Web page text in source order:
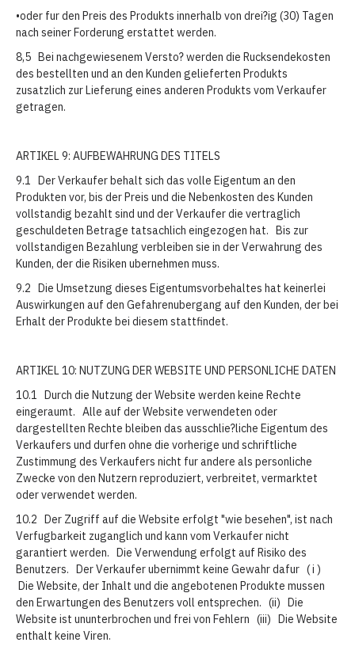
•oder fur den Preis des Produkts innerhalb von drei?ig (30) Tagen
nach seiner Forderung erstattet werden.
8,5 Bei nachgewiesenem Versto? werden die Rucksendekosten
des bestellten und an den Kunden gelieferten Produkts
zusatzlich zur Lieferung eines anderen Produkts vom Verkaufer
getragen.
ARTIKEL 9: AUFBEWAHRUNG DES TITELS
9.1 Der Verkaufer behalt sich das volle Eigentum an den
Produkten vor, bis der Preis und die Nebenkosten des Kunden
vollstandig bezahlt sind und der Verkaufer die vertraglich
geschuldeten Betrage tatsachlich eingezogen hat. Bis zur
vollstandigen Bezahlung verbleiben sie in der Verwahrung des
Kunden, der die Risiken ubernehmen muss.
9.2 Die Umsetzung dieses Eigentumsvorbehaltes hat keinerlei
Auswirkungen auf den Gefahrenubergang auf den Kunden, der bei
Erhalt der Produkte bei diesem stattfindet.
ARTIKEL 10: NUTZUNG DER WEBSITE UND PERSONLICHE DATEN
10.1 Durch die Nutzung der Website werden keine Rechte
eingeraumt. Alle auf der Website verwendeten oder
dargestellten Rechte bleiben das ausschlie?liche Eigentum des
Verkaufers und durfen ohne die vorherige und schriftliche
Zustimmung des Verkaufers nicht fur andere als personliche
Zwecke von den Nutzern reproduziert, verbreitet, vermarktet
oder verwendet werden.
10.2 Der Zugriff auf die Website erfolgt "wie besehen", ist nach
Verfugbarkeit zuganglich und kann vom Verkaufer nicht
garantiert werden. Die Verwendung erfolgt auf Risiko des
Benutzers. Der Verkaufer ubernimmt keine Gewahr dafur ( i )
Die Website, der Inhalt und die angebotenen Produkte mussen
den Erwartungen des Benutzers voll entsprechen. (ii) Die
Website ist ununterbrochen und frei von Fehlern (iii) Die Website
enthalt keine Viren.